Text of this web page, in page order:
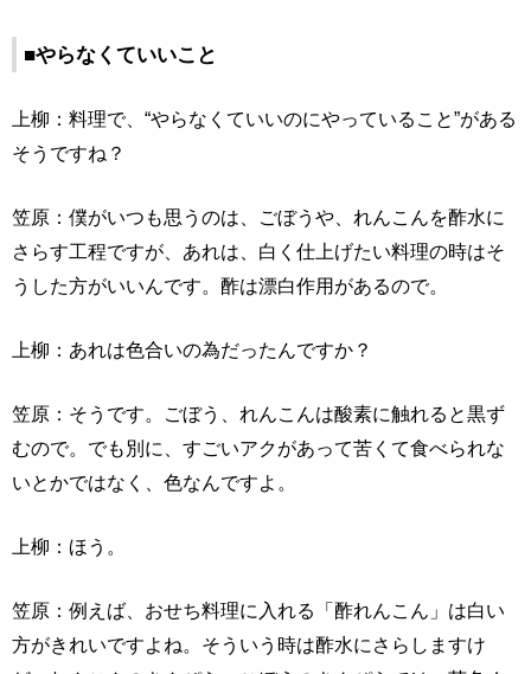
■やらなくていいこと
上柳：料理で、“やらなくていいのにやっていること”がある
そうですね？
笠原：僕がいつも思うのは、ごぼうや、れんこんを酢水に
さらす工程ですが、あれは、白く仕上げたい料理の時はそ
うした方がいいんです。酢は漂白作用があるので。
上柳：あれは色合いの為だったんですか？
笠原：そうです。ごぼう、れんこんは酸素に触れると黒ず
むので。でも別に、すごいアクがあって苦くて食べられな
いとかではなく、色なんですよ。
上柳：ほう。
笠原：例えば、おせち料理に入れる「酢れんこん」は白い
方がきれいですよね。そういう時は酢水にさらしますけ